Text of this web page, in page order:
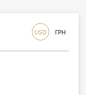
USD ГРН